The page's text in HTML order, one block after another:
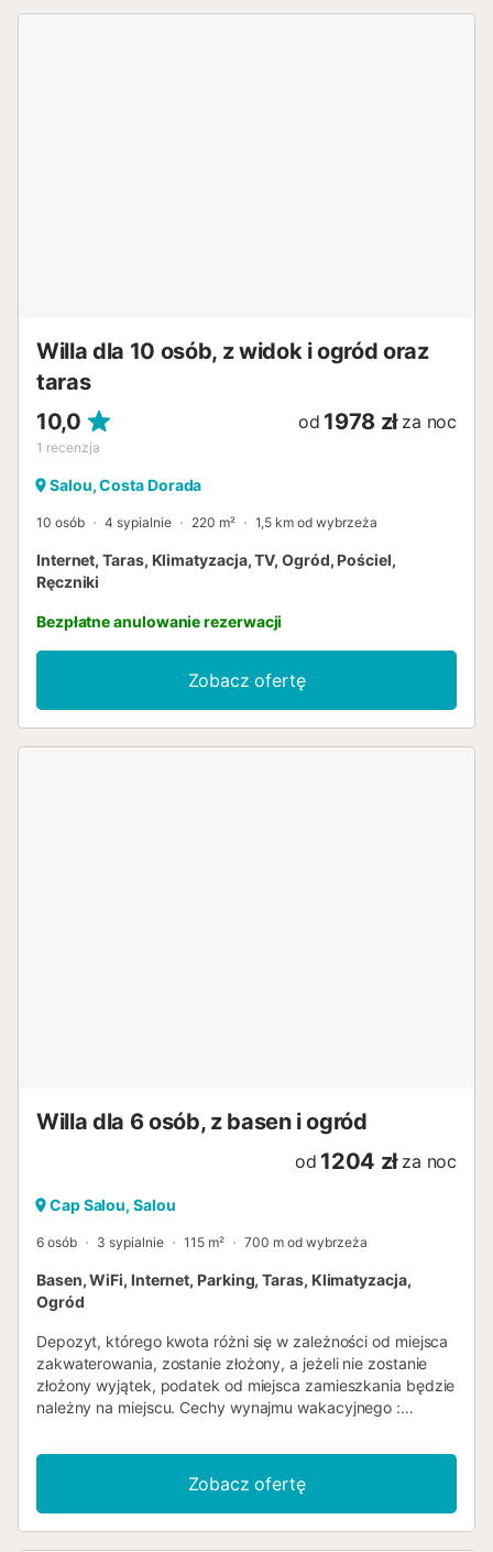
Willa dla 10 osób, z widok i ogród oraz
taras
10,0
1 recenzja
od 1978 zł za noc
Salou, Costa Dorada
10 osób 4 sypialnie 220 m² 1,5 km od wybrzeża
Internet, Taras, Klimatyzacja, TV, Ogród, Pościel,
Ręczniki
Bezpłatne anulowanie rezerwacji
Zobacz ofertę
Willa dla 6 osób, z basen i ogród
od 1204 zł za noc
Cap Salou, Salou
6 osób 3 sypialnie 115 m² 700 m od wybrzeża
Basen, WiFi, Internet, Parking, Taras, Klimatyzacja,
Ogród
Depozyt, którego kwota różni się w zależności od miejsca
zakwaterowania, zostanie złożony, a jeżeli nie zostanie
złożony wyjątek, podatek od miejsca zamieszkania będzie
należny na miejscu. Cechy wynajmu wakacyjnego :
Ogrzewanie Klimatyzator Zamrażarka Pralka Mikrofalowy
Wspólny basen Taras Ogród Grill Piekarnik Zmywarka
dostęp do Internetu Parking Bezprzewodowy Lodówka
Ekspres do kawy Czajnik Deska do prasowania i żelazko
Zobacz ofertę